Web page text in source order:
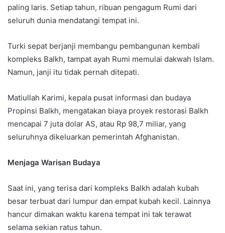
paling laris. Setiap tahun, ribuan pengagum Rumi dari
seluruh dunia mendatangi tempat ini.
Turki sepat berjanji membangu pembangunan kembali
kompleks Balkh, tampat ayah Rumi memulai dakwah Islam.
Namun, janji itu tidak pernah ditepati.
Matiullah Karimi, kepala pusat informasi dan budaya
Propinsi Balkh, mengatakan biaya proyek restorasi Balkh
mencapai 7 juta dolar AS, atau Rp 98,7 miliar, yang
seluruhnya dikeluarkan pemerintah Afghanistan.
Menjaga Warisan Budaya
Saat ini, yang terisa dari kompleks Balkh adalah kubah
besar terbuat dari lumpur dan empat kubah kecil. Lainnya
hancur dimakan waktu karena tempat ini tak terawat
selama sekian ratus tahun.